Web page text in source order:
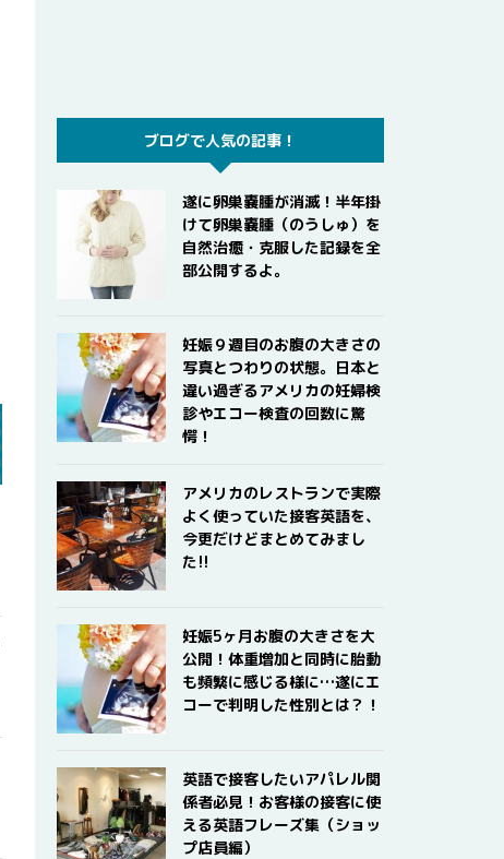
ブログで人気の記事！
遂に卵巣嚢腫が消滅！半年掛
けて卵巣嚢腫（のうしゅ）を
自然治癒・克服した記録を全
部公開するよ。
妊娠９週目のお腹の大きさの
写真とつわりの状態。日本と
違い過ぎるアメリカの妊婦検
診やエコー検査の回数に驚
愕！
アメリカのレストランで実際
よく使っていた接客英語を、
今更だけどまとめてみまし
た!!
妊娠5ヶ月お腹の大きさを大
公開！体重増加と同時に胎動
も頻繁に感じる様に…遂にエ
コーで判明した性別とは？！
英語で接客したいアパレル関
係者必見！お客様の接客に使
える英語フレーズ集（ショッ
プ店員編）